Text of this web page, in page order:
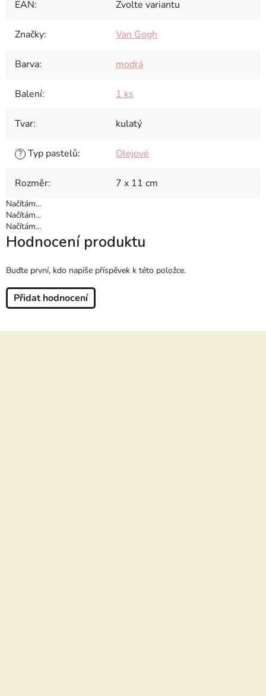
EAN: Zvolte variantu
Značky: Van Gogh
Barva: modrá
Balení: 1 ks
Tvar: kulatý
? Typ pastelů: Olejové
Rozměr: 7 x 11 cm
Načítám...
Načítám...
Načítám...
Hodnocení produktu
Buďte první, kdo napíše příspěvek k této položce.
Přidat hodnocení